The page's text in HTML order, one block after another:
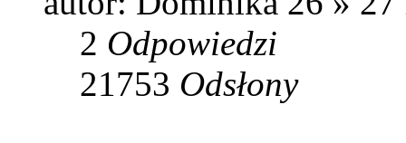
2 Odpowiedzi
21753 Odsłony